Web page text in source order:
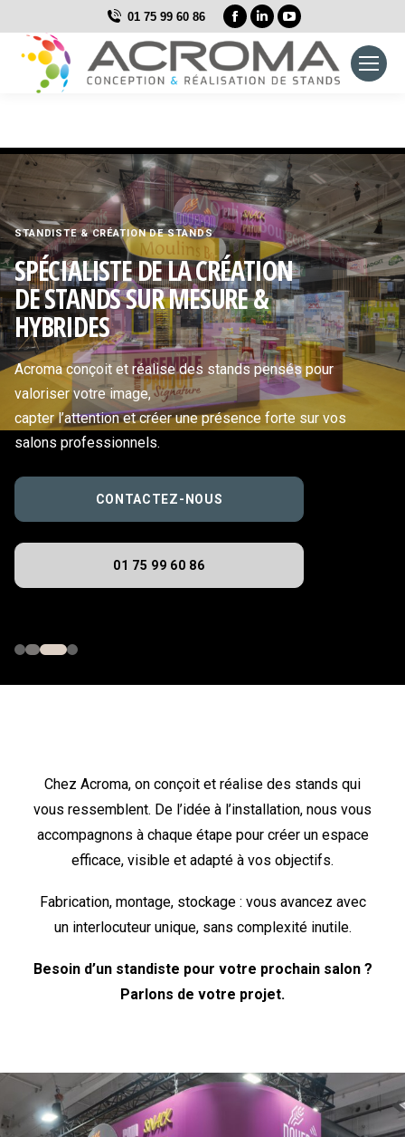
01 75 99 60 86
La
page
Facebook
s'ouvre
nouvelle
fenêtre
La
page
LinkedIn
s'ouvre
nouvelle
fenêtre
La
page
YouTube
s'ouvre
nouvelle
fenêtre
STANDISTE & CRÉATION DE STANDS
SPÉCIALISTE DE LA CRÉATION
DE STANDS SUR MESURE &
HYBRIDES
Acroma conçoit et réalise des stands pensés pour
valoriser votre image,
capter l’attention et créer une présence forte sur vos
salons professionnels.
CONTACTEZ-NOUS
01 75 99 60 86
Chez Acroma, on conçoit et réalise des stands qui
vous ressemblent. De l’idée à l’installation, nous vous
accompagnons à chaque étape pour créer un espace
efficace, visible et adapté à vos objectifs.
Fabrication, montage, stockage : vous avancez avec
un interlocuteur unique, sans complexité inutile.
Besoin d’un standiste pour votre prochain salon ?
Parlons de votre projet.